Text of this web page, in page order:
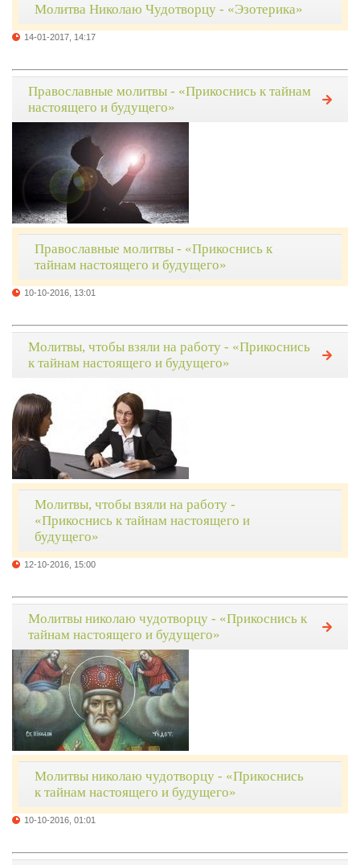
Молитва Николаю Чудотворцу - «Эзотерика»
14-01-2017, 14:17
Православные молитвы - «Прикоснись к тайнам
настоящего и будущего»
Православные молитвы - «Прикоснись к
тайнам настоящего и будущего»
10-10-2016, 13:01
Молитвы, чтобы взяли на работу - «Прикоснись
к тайнам настоящего и будущего»
Молитвы, чтобы взяли на работу -
«Прикоснись к тайнам настоящего и
будущего»
12-10-2016, 15:00
Молитвы николаю чудотворцу - «Прикоснись к
тайнам настоящего и будущего»
Молитвы николаю чудотворцу - «Прикоснись
к тайнам настоящего и будущего»
10-10-2016, 01:01